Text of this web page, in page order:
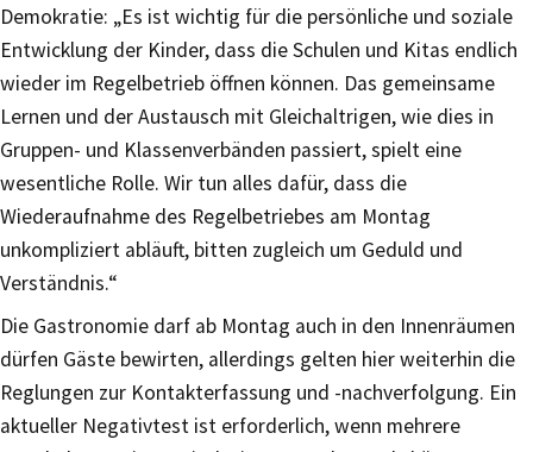
Demokratie: „Es ist wichtig für die persönliche und soziale
Entwicklung der Kinder, dass die Schulen und Kitas endlich
wieder im Regelbetrieb öffnen können. Das gemeinsame
Lernen und der Austausch mit Gleichaltrigen, wie dies in
Gruppen- und Klassenverbänden passiert, spielt eine
wesentliche Rolle. Wir tun alles dafür, dass die
Wiederaufnahme des Regelbetriebes am Montag
unkompliziert abläuft, bitten zugleich um Geduld und
Verständnis.“
Die Gastronomie darf ab Montag auch in den Innenräumen
dürfen Gäste bewirten, allerdings gelten hier weiterhin die
Reglungen zur Kontakterfassung und -nachverfolgung. Ein
aktueller Negativtest ist erforderlich, wenn mehrere